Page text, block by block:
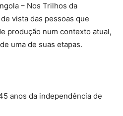
– Nos Trilhos da
vista das pessoas que
produção num contexto atual,
uma de suas etapas.
anos da independência de